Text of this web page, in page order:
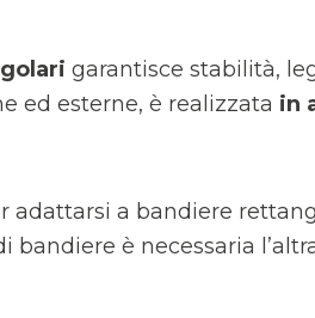
garantisce stabilità,
ed esterne, è realizzata in
adattarsi a bandiere
è necessaria